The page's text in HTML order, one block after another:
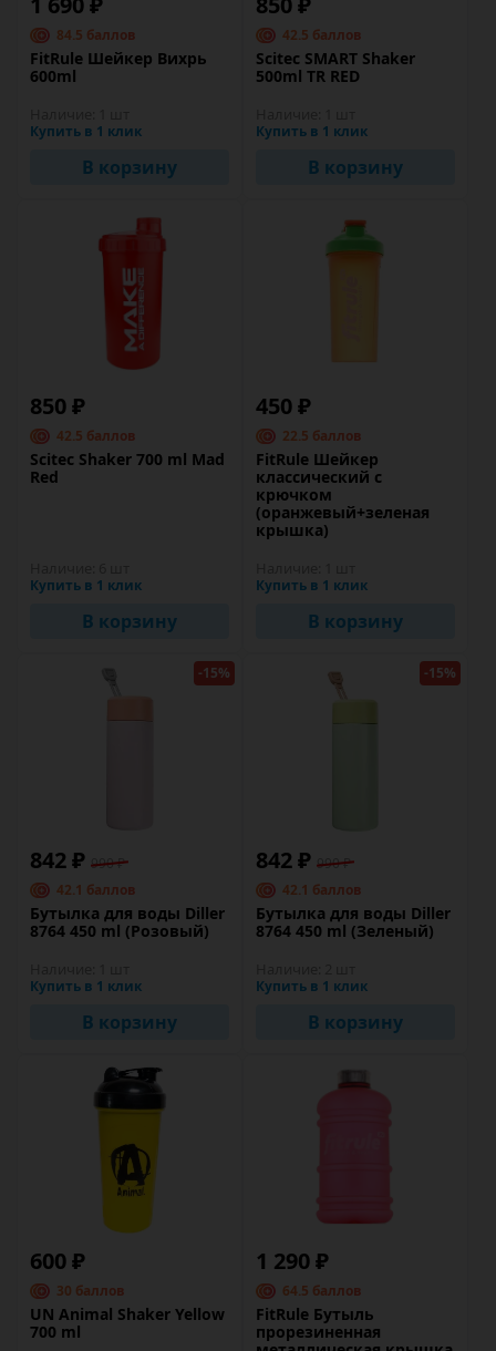
84.5 баллов
FitRule Шейкер Вихрь
600ml
Купить в 1 клик
В корзину
42.5 баллов
Scitec SMART Shaker
500ml TR RED
Купить в 1 клик
В корзину
850 ₽
42.5 баллов
Scitec Shaker 700 ml Mad
Red
Купить в 1 клик
В корзину
450 ₽
22.5 баллов
FitRule Шейкер
классический с
крючком
(оранжевый+зеленая
крышка)
Купить в 1 клик
В корзину
-15%
842 ₽ 990 ₽
42.1 баллов
Бутылка для воды Diller
8764 450 ml (Розовый)
Купить в 1 клик
В корзину
-15%
842 ₽ 990 ₽
42.1 баллов
Бутылка для воды Diller
8764 450 ml (Зеленый)
Купить в 1 клик
В корзину
600 ₽
30 баллов
UN Animal Shaker Yellow
700 ml
1 290 ₽
64.5 баллов
FitRule Бутыль
прорезиненная